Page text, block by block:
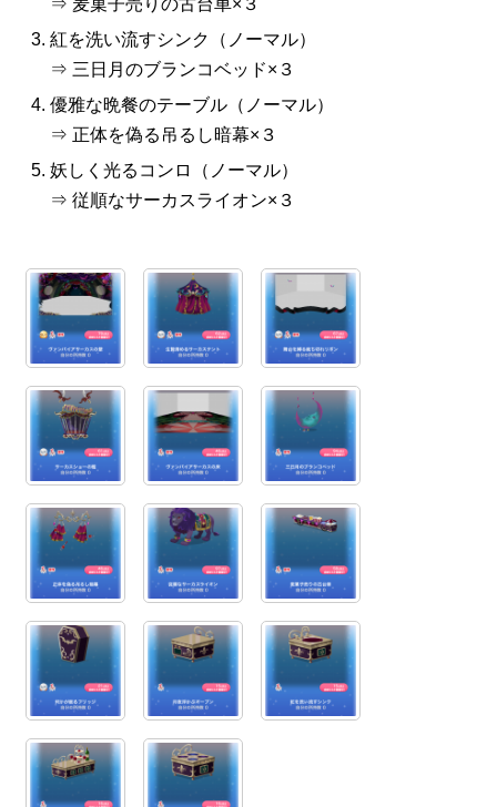
⇒ 麦菓子売りの古台車×３
紅を洗い流すシンク（ノーマル）
⇒ 三日月のブランコベッド×３
優雅な晩餐のテーブル（ノーマル）
⇒ 正体を偽る吊るし暗幕×３
妖しく光るコンロ（ノーマル）
⇒ 従順なサーカスライオン×３